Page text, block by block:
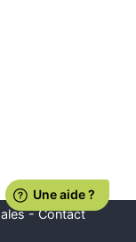
-Contact